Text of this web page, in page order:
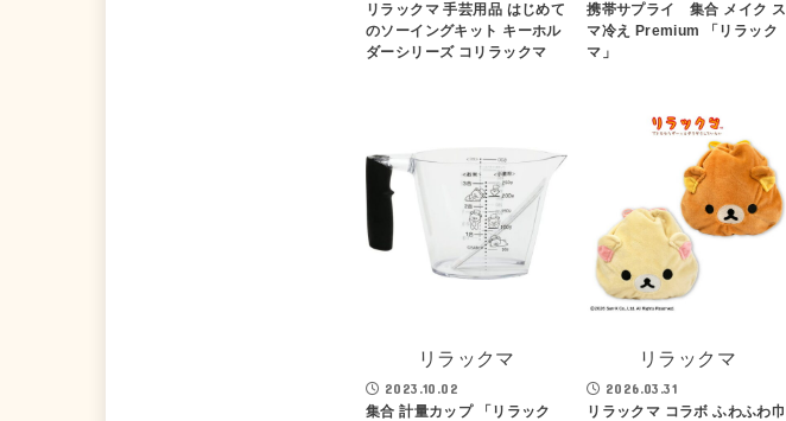
リラックマ 手芸用品 はじめて
のソーイングキット キーホル
ダーシリーズ コリラックマ
携帯サプライ 集合 メイク ス
マ冷え Premium 「リラック
マ」
リラックマ
2023.10.02
集合 計量カップ 「リラック
リラックマ
2026.03.31
リラックマ コラボ ふわふわ巾